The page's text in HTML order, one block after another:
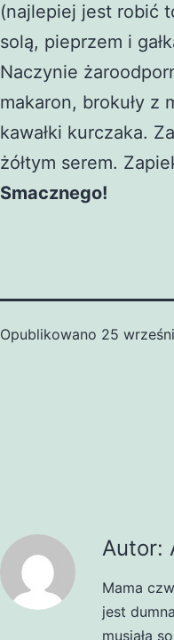
(najlepiej jest robić
solą, pieprzem i
Naczynie
makaron, brokuły z
kawałki kurczaka.
żółtym serem.
Smacznego!
Opublikowano 25
Autor:
Mama
jest
musiała